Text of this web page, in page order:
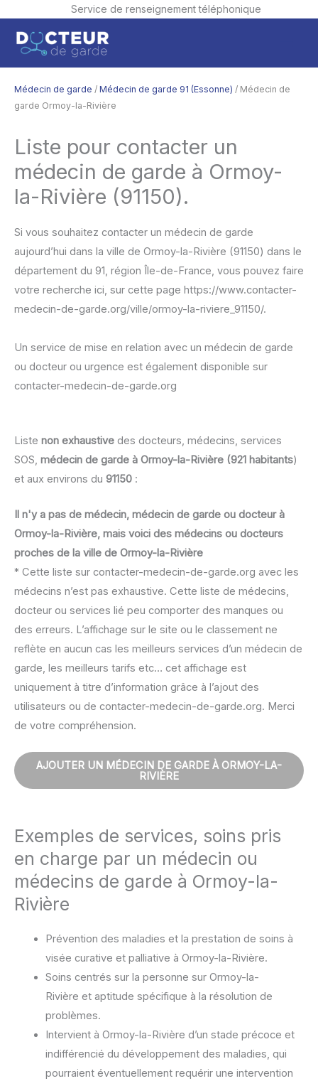
Service de renseignement téléphonique
contenu
Médecin de garde / Médecin de garde 91 (Essonne) / Médecin de
garde Ormoy-la-Rivière
Liste pour contacter un
médecin de garde à Ormoy-
la-Rivière (91150).
Si vous souhaitez contacter un médecin de garde
aujourd’hui dans la ville de Ormoy-la-Rivière (91150) dans le
département du 91, région Île-de-France, vous pouvez faire
votre recherche ici, sur cette page https://www.contacter-
medecin-de-garde.org/ville/ormoy-la-riviere_91150/.
Un service de mise en relation avec un médecin de garde
ou docteur ou urgence est également disponible sur
contacter-medecin-de-garde.org
Liste non exhaustive des docteurs, médecins, services
SOS, médecin de garde à Ormoy-la-Rivière (921 habitants)
et aux environs du 91150 :
Il n'y a pas de médecin, médecin de garde ou docteur à
Ormoy-la-Rivière, mais voici des médecins ou docteurs
proches de la ville de Ormoy-la-Rivière
* Cette liste sur contacter-medecin-de-garde.org avec les
médecins n’est pas exhaustive. Cette liste de médecins,
docteur ou services lié peu comporter des manques ou
des erreurs. L’affichage sur le site ou le classement ne
reflète en aucun cas les meilleurs services d’un médecin de
garde, les meilleurs tarifs etc… cet affichage est
uniquement à titre d’information grâce à l’ajout des
utilisateurs ou de contacter-medecin-de-garde.org. Merci
de votre compréhension.
AJOUTER UN MÉDECIN DE GARDE À ORMOY-LA-
RIVIÈRE
Exemples de services, soins pris
en charge par un médecin ou
médecins de garde à Ormoy-la-
Rivière
Prévention des maladies et la prestation de soins à
visée curative et palliative à Ormoy-la-Rivière.
Soins centrés sur la personne sur Ormoy-la-
Rivière et aptitude spécifique à la résolution de
problèmes.
Intervient à Ormoy-la-Rivière d’un stade précoce et
indifférencié du développement des maladies, qui
pourraient éventuellement requérir une intervention